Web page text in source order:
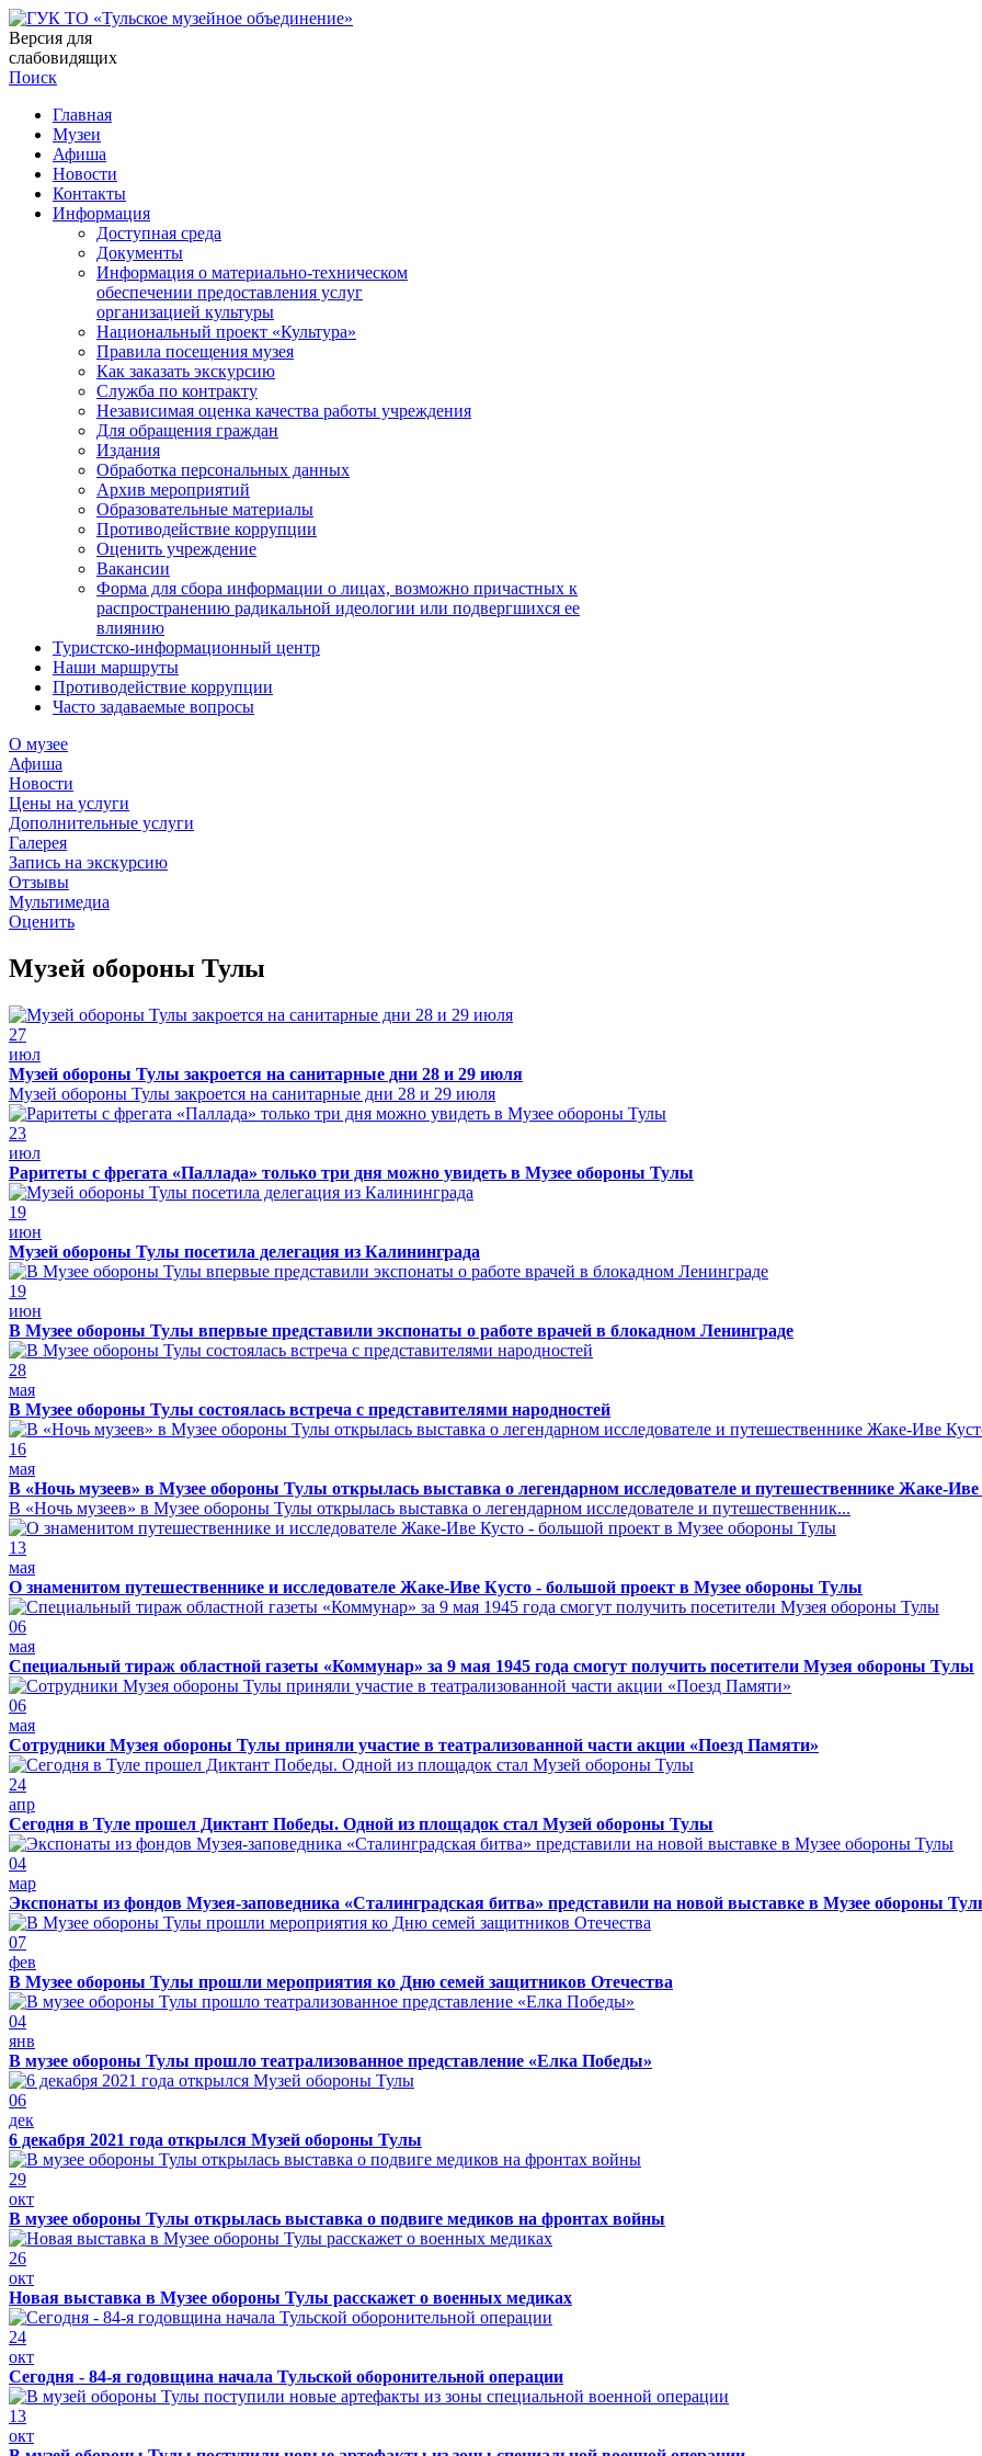
Версия для
слабовидящих
Поиск
Главная
Музеи
Афиша
Новости
Контакты
Информация
Доступная среда
Документы
Информация о материально-техническом
обеспечении предоставления услуг
организацией культуры
Национальный проект «Культура»
Правила посещения музея
Как заказать экскурсию
Служба по контракту
Независимая оценка качества работы учреждения
Для обращения граждан
Издания
Обработка персональных данных
Архив мероприятий
Образовательные материалы
Противодействие коррупции
Оценить учреждение
Вакансии
Форма для сбора информации о лицах, возможно причастных к
распространению радикальной идеологии или подвергшихся ее
влиянию
Туристско-информационный центр
Наши маршруты
Противодействие коррупции
Часто задаваемые вопросы
О музее
Афиша
Новости
Цены на услуги
Дополнительные услуги
Галерея
Запись на экскурсию
Отзывы
Мультимедиа
Оценить
Музей обороны Тулы
27
июл
Музей обороны Тулы закроется на санитарные дни 28 и 29 июля
Музей обороны Тулы закроется на санитарные дни 28 и 29 июля
23
июл
Раритеты с фрегата «Паллада» только три дня можно увидеть в Музее обороны Тулы
19
июн
Музей обороны Тулы посетила делегация из Калининграда
19
июн
В Музее обороны Тулы впервые представили экспонаты о работе врачей в блокадном Ленинграде
28
мая
В Музее обороны Тулы состоялась встреча с представителями народностей
16
мая
В «Ночь музеев» в Музее обороны Тулы открылась выставка о легендарном исследователе и путешественнике Жаке-
В «Ночь музеев» в Музее обороны Тулы открылась выставка о легендарном исследователе и путешественник...
13
мая
О знаменитом путешественнике и исследователе Жаке-Иве Кусто - большой проект в Музее обороны Тулы
06
мая
Специальный тираж областной газеты «Коммунар» за 9 мая 1945 года смогут получить посетители Музея обороны Тулы
06
мая
Сотрудники Музея обороны Тулы приняли участие в театрализованной части акции «Поезд Памяти»
24
апр
Сегодня в Туле прошел Диктант Победы. Одной из площадок стал Музей обороны Тулы
04
мар
Экспонаты из фондов Музея-заповедника «Сталинградская битва» представили на новой выставке в Музее обороны
07
фев
В Музее обороны Тулы прошли мероприятия ко Дню семей защитников Отечества
04
янв
В музее обороны Тулы прошло театрализованное представление «Елка Победы»
06
дек
6 декабря 2021 года открылся Музей обороны Тулы
29
окт
В музее обороны Тулы открылась выставка о подвиге медиков на фронтах войны
26
окт
Новая выставка в Музее обороны Тулы расскажет о военных медиках
24
окт
Сегодня - 84-я годовщина начала Тульской оборонительной операции
13
окт